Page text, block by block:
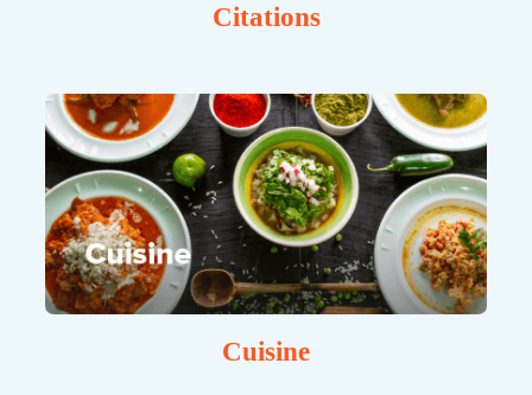
Citations
Cuisine